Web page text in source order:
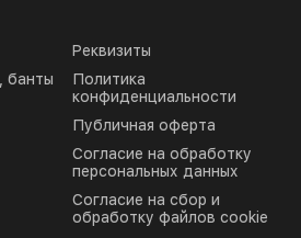
банты
Реквизиты
Политика
конфиденциальности
Публичная оферта
Согласие на обработку
персональных данных
Согласие на сбор и
обработку файлов cookie